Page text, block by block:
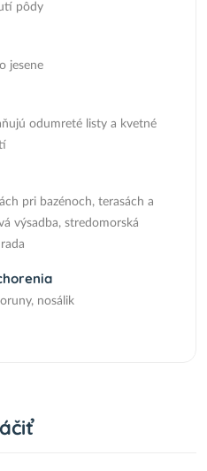
pôdy
jesene
odumreté listy a kvetné
pri bazénoch, terasách a
výsadba, stredomorská
nosálik